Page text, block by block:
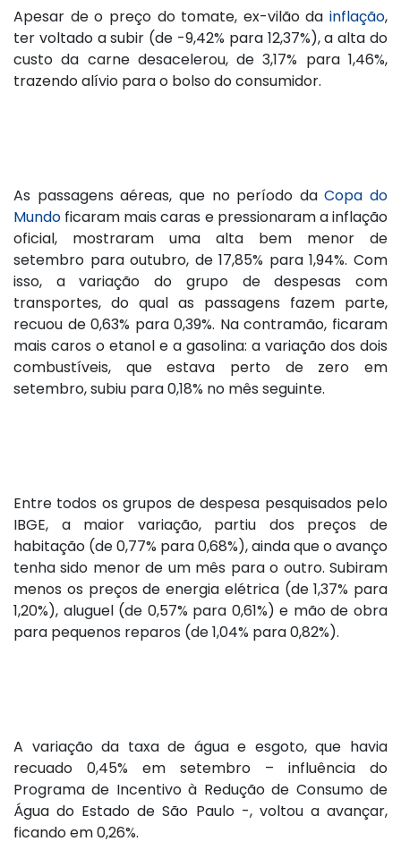
Apesar de o preço do tomate, ex-vilão da inflação,
ter voltado a subir (de -9,42% para 12,37%), a alta do
custo da carne desacelerou, de 3,17% para 1,46%,
trazendo alívio para o bolso do consumidor.
As passagens aéreas, que no período daCopa do
Mundo ficaram mais caras e pressionaram a inflação
oficial, mostraram uma alta bem menor de
setembro para outubro, de 17,85% para 1,94%. Com
isso, a variação do grupo de despesas com
transportes, do qual as passagens fazem parte,
recuou de 0,63% para 0,39%. Na contramão, ficaram
mais caros o etanol e a gasolina: a variação dos dois
combustíveis, que estava perto de zero em
setembro, subiu para 0,18% no mês seguinte.
Entre todos os grupos de despesa pesquisados pelo
IBGE, a maior variação, partiu dos preços de
habitação (de 0,77% para 0,68%), ainda que o avanço
tenha sido menor de um mês para o outro. Subiram
menos os preços de energia elétrica (de 1,37% para
1,20%), aluguel (de 0,57% para 0,61%) e mão de obra
para pequenos reparos (de 1,04% para 0,82%).
A variação da taxa de água e esgoto, que havia
recuado 0,45% em setembro – influência do
Programa de Incentivo à Redução de Consumo de
Água do Estado de São Paulo -, voltou a avançar,
ficando em 0,26%.